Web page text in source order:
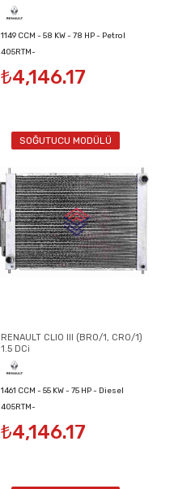
1149 CCM - 58 KW - 78 HP - Petrol
405RTM-
8200134606/8200149953/8200289181
₺4,146.17
SOĞUTUCU MODÜLÜ
RENAULT CLIO III (BR0/1, CR0/1)
1.5 DCi
1461 CCM - 55 KW - 75 HP - Diesel
405RTM-
8200134606/8200149953/8200289181
₺4,146.17